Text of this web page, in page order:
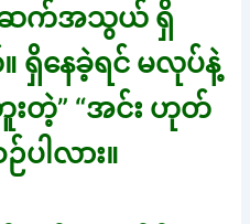
ဆက်အသွယ် ရှိ
ရှိနေခဲ့ရင် မလုပ်နဲ့
တဲ့” “အင်း ဟုတ်
ပါလား။